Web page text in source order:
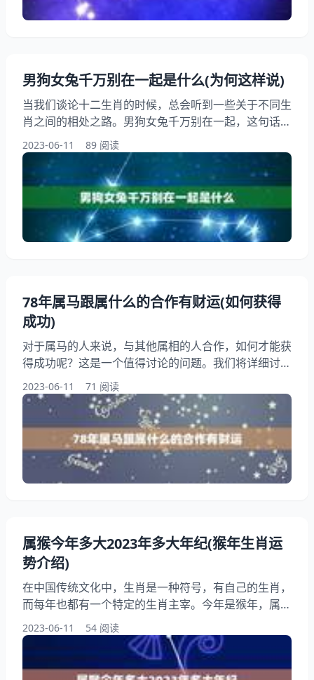
心
男狗女兔千万别在一起是什么(为何这样说)
当我们谈论十二生肖的时候，总会听到一些关于不同生
肖之间的相处之路。男狗女兔千万别在一起，这句话似
乎成为了一个普遍的共识。为什么会有这样的说法呢？
今日，我们就来讨论一下这个问题。 一、男狗女兔的
性格特点 在讨论男狗女兔是否适合在一起之前，我们
需要先了解一下这两个生肖的性格特点。狗是十二生肖
中的第十一个，代表着忠诚、勇敢、正直等品质。狗的
人通常性格豁达，善良友善，对朋友和家人非常忠诚
2023-06-11 89 阅读
78年属马跟属什么的合作有财运(如何获得
成功)
对于属马的人来说，与其他属相的人合作，如何才能获
得成功呢？这是一个值得讨论的问题。我们将详细讨论
属马人与其他属相人合作的财运，为您提供一些有用的
建议和。无论您是属马人还是其他属相的人，都可以从
中受益。 一、属马人与属鼠人合作 属马人与属鼠人合
作，可以说是一对黄金搭档。属鼠人聪明机智，善于发
现商机和机会，而属马人则勇敢果敢，敢于冒险和尝
试。两者相互补充，可以共同创造出更多的商业。
2023-06-11 71 阅读
属猴今年多大2023年多大年纪(猴年生肖运
势介绍)
在中国传统文化中，生肖是一种符号，有自己的生肖，
而每年也都有一个特定的生肖主宰。今年是猴年，属猴
的人今年多大呢？在2023年又会是多少岁呢？属猴的
人在猴年里的运势如何呢？本文将为大家介绍属猴人在
猴年的各种情况，希望能够帮助大家更好地了解自己的
运势。 一、属猴今年多大？ 属猴的人出生年份分别
2023-06-11 54 阅读